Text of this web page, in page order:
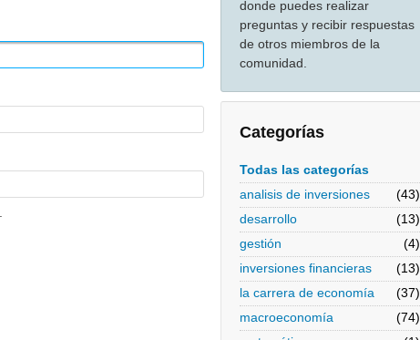
donde puedes realizar
preguntas y recibir respuestas
de otros miembros de la
comunidad.
Categorías
Todas las categorías
analisis de inversiones
(43)
desarrollo
(13)
gestión
(4)
inversiones financieras
(13)
la carrera de economía
(37)
macroeconomía
(74)